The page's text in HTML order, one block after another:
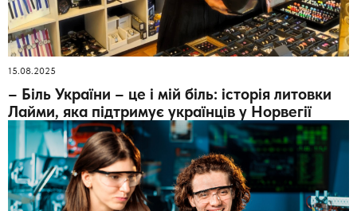
15.08.2025
– Біль України – це і мій біль: історія литовки
Лайми, яка підтримує українців у Норвегії